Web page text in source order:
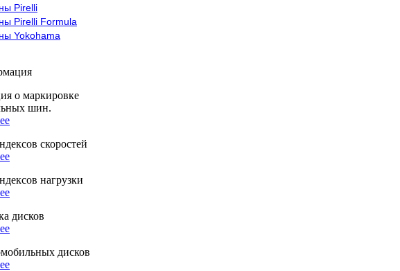
Pirelli
Pirelli Formula
Yokohama
о маркировке
шин.
скоростей
нагрузки
дисков
дисков